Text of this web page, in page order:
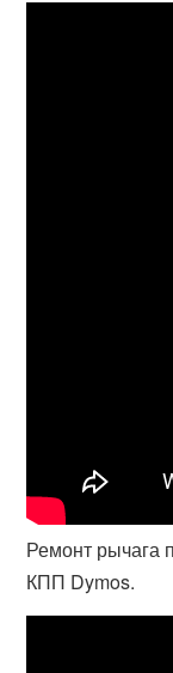
Ремонт рычага
КПП Dymos.